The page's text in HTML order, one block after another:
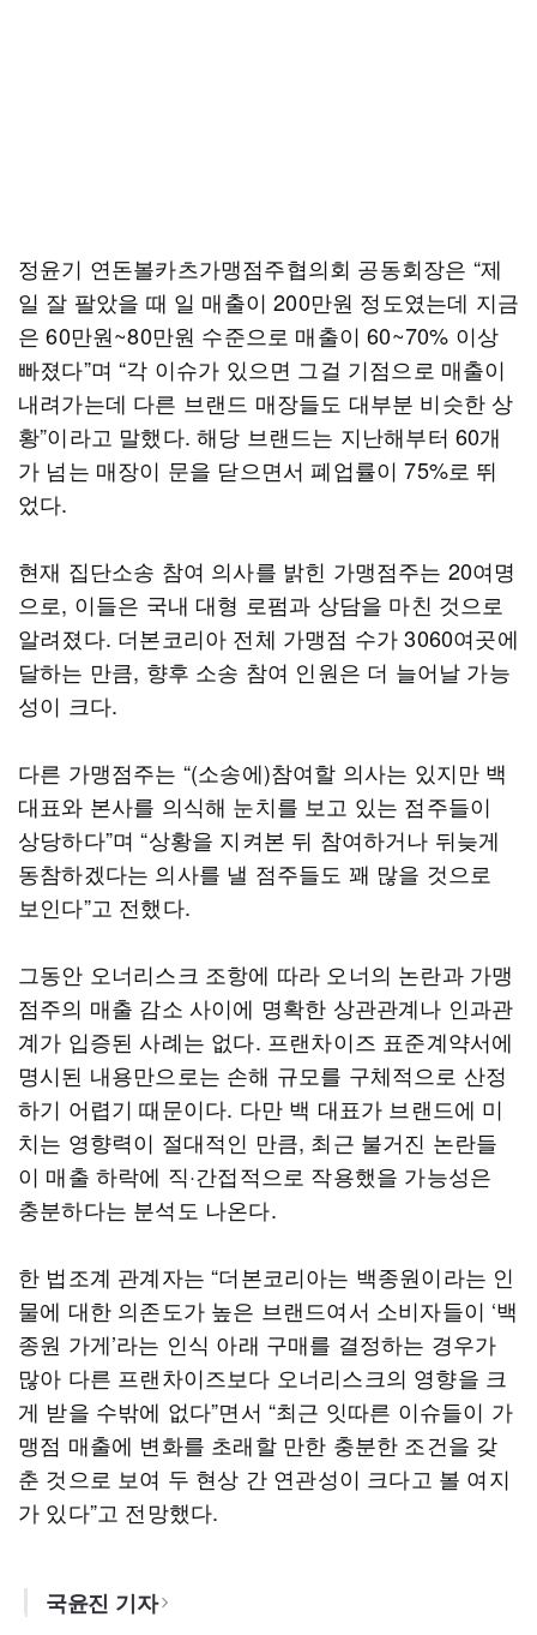
정윤기 연돈볼카츠가맹점주협의회 공동회장은 “제
일 잘 팔았을 때 일 매출이 200만원 정도였는데 지금
은 60만원~80만원 수준으로 매출이 60~70% 이상
빠졌다”며 “각 이슈가 있으면 그걸 기점으로 매출이
내려가는데 다른 브랜드 매장들도 대부분 비슷한 상
황”이라고 말했다. 해당 브랜드는 지난해부터 60개
가 넘는 매장이 문을 닫으면서 폐업률이 75%로 뛰
었다.
현재 집단소송 참여 의사를 밝힌 가맹점주는 20여명
으로, 이들은 국내 대형 로펌과 상담을 마친 것으로
알려졌다. 더본코리아 전체 가맹점 수가 3060여곳에
달하는 만큼, 향후 소송 참여 인원은 더 늘어날 가능
성이 크다.
다른 가맹점주는 “(소송에)참여할 의사는 있지만 백
대표와 본사를 의식해 눈치를 보고 있는 점주들이
상당하다”며 “상황을 지켜본 뒤 참여하거나 뒤늦게
동참하겠다는 의사를 낼 점주들도 꽤 많을 것으로
보인다”고 전했다.
그동안 오너리스크 조항에 따라 오너의 논란과 가맹
점주의 매출 감소 사이에 명확한 상관관계나 인과관
계가 입증된 사례는 없다. 프랜차이즈 표준계약서에
명시된 내용만으로는 손해 규모를 구체적으로 산정
하기 어렵기 때문이다. 다만 백 대표가 브랜드에 미
치는 영향력이 절대적인 만큼, 최근 불거진 논란들
이 매출 하락에 직·간접적으로 작용했을 가능성은
충분하다는 분석도 나온다.
한 법조계 관계자는 “더본코리아는 백종원이라는 인
물에 대한 의존도가 높은 브랜드여서 소비자들이 ‘백
종원 가게’라는 인식 아래 구매를 결정하는 경우가
많아 다른 프랜차이즈보다 오너리스크의 영향을 크
게 받을 수밖에 없다”면서 “최근 잇따른 이슈들이 가
맹점 매출에 변화를 초래할 만한 충분한 조건을 갖
춘 것으로 보여 두 현상 간 연관성이 크다고 볼 여지
가 있다”고 전망했다.
국윤진 기자